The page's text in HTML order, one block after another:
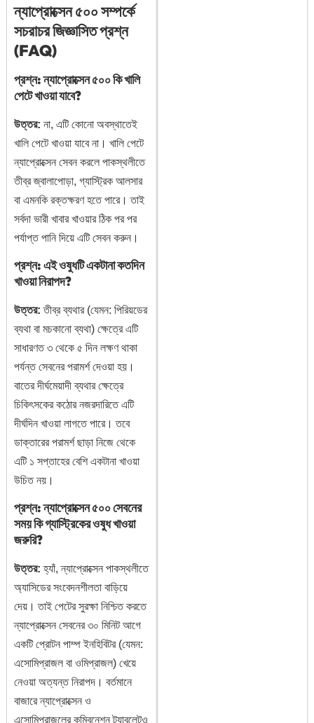
ন্যাপ্রোক্সেন ৫০০ সম্পর্কে
সচরাচর জিজ্ঞাসিত প্রশ্ন
(FAQ)
প্রশ্ন: ন্যাপ্রোক্সেন ৫০০ কি খালি
পেটে খাওয়া যাবে?
উত্তর: না, এটি কোনো অবস্থাতেই
খালি পেটে খাওয়া যাবে না। খালি পেটে
ন্যাপ্রোক্সেন সেবন করলে পাকস্থলীতে
তীব্র জ্বালাপোড়া, গ্যাস্ট্রিক আলসার
বা এমনকি রক্তক্ষরণ হতে পারে। তাই
সর্বদা ভারী খাবার খাওয়ার ঠিক পর পর
পর্যাপ্ত পানি দিয়ে এটি সেবন করুন।
প্রশ্ন: এই ওষুধটি একটানা কতদিন
খাওয়া নিরাপদ?
উত্তর: তীব্র ব্যথার (যেমন: পিরিয়ডের
ব্যথা বা মচকানো ব্যথা) ক্ষেত্রে এটি
সাধারণত ৩ থেকে ৫ দিন লক্ষণ থাকা
পর্যন্ত সেবনের পরামর্শ দেওয়া হয়।
বাতের দীর্ঘমেয়াদী ব্যথার ক্ষেত্রে
চিকিৎসকের কঠোর নজরদারিতে এটি
দীর্ঘদিন খাওয়া লাগতে পারে। তবে
ডাক্তারের পরামর্শ ছাড়া নিজে থেকে
এটি ১ সপ্তাহের বেশি একটানা খাওয়া
উচিত নয়।
প্রশ্ন: ন্যাপ্রোক্সেন ৫০০ সেবনের
সময় কি গ্যাস্ট্রিকের ওষুধ খাওয়া
জরুরি?
উত্তর: হ্যাঁ, ন্যাপ্রোক্সেন পাকস্থলীতে
অ্যাসিডের সংবেদনশীলতা বাড়িয়ে
দেয়। তাই পেটের সুরক্ষা নিশ্চিত করতে
ন্যাপ্রোক্সেন সেবনের ৩০ মিনিট আগে
একটি প্রোটন পাম্প ইনহিবিটর (যেমন:
এসোমিপ্রাজল বা ওমিপ্রাজল) খেয়ে
নেওয়া অত্যন্ত নিরাপদ। বর্তমানে
বাজারে ন্যাপ্রোক্সেন ও
এসোমিপ্রাজলের কম্বিনেশন ট্যাবলেটও